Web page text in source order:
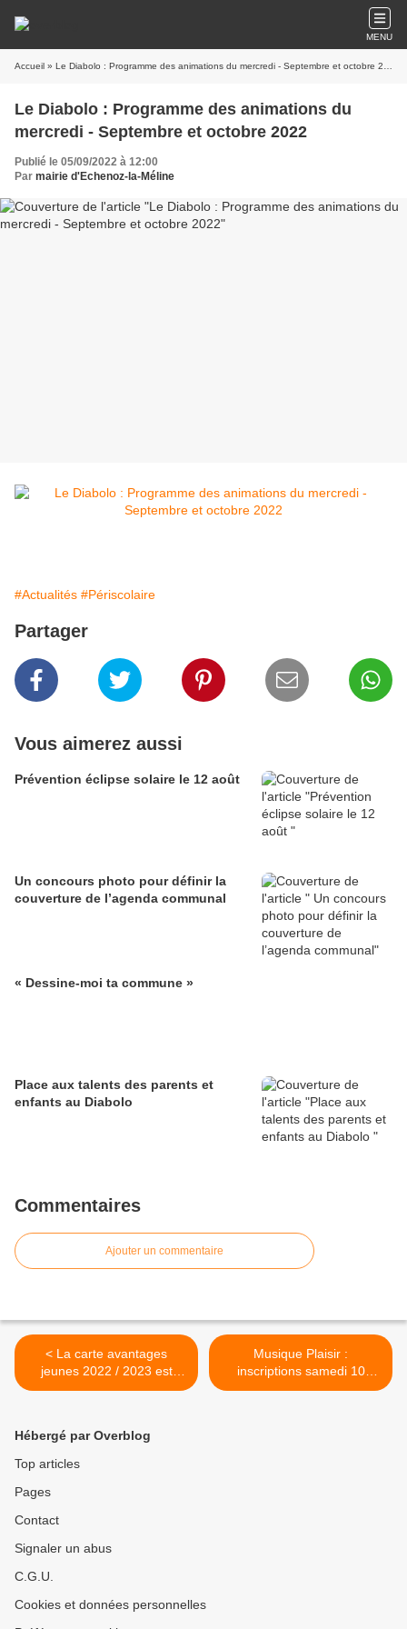
MENU
Accueil » Le Diabolo : Programme des animations du mercredi - Septembre et octobre 2022
Le Diabolo : Programme des animations du
mercredi - Septembre et octobre 2022
Publié le 05/09/2022 à 12:00
Par mairie d'Echenoz-la-Méline
#Actualités #Périscolaire
Partager
Vous aimerez aussi
Prévention éclipse solaire le 12 août
Un concours photo pour définir la
couverture de l’agenda communal
« Dessine-moi ta commune »
Place aux talents des parents et
enfants au Diabolo
Commentaires
Ajouter un commentaire
< La carte avantages
jeunes 2022 / 2023 est
arrivée
Musique Plaisir :
inscriptions samedi 10
septembre 2022 >
Hébergé par Overblog
Top articles
Pages
Contact
Signaler un abus
C.G.U.
Cookies et données personnelles